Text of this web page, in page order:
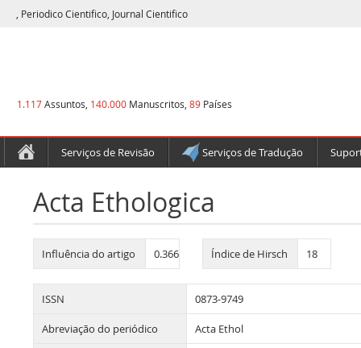
, Periodico Cientifico, Journal Cientifico
1.117Assuntos, 140.000 Manuscritos, 89 Países
Serviços de Revisão Serviços de Tradução
Acta Ethologica
Influência do artigo 0.366 Índice de Hirsch 18
ISSN 0873-9749
Abreviação do periódico Acta Ethol